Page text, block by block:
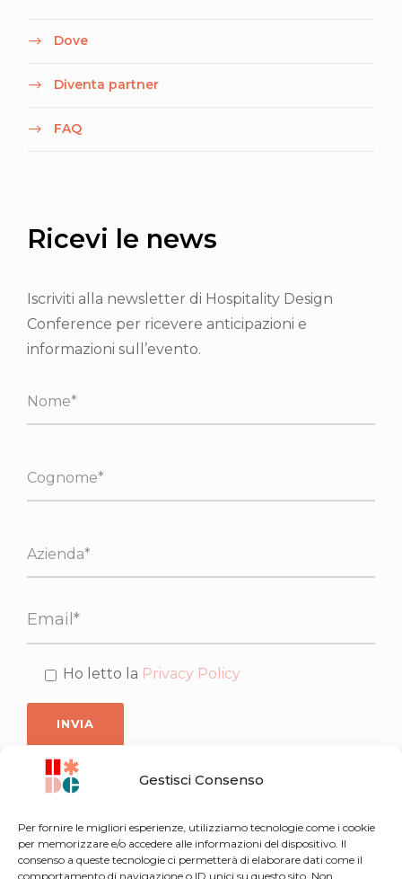
Gestisci Consenso
Per fornire le migliori esperienze, utilizziamo tecnologie come i cookie
per memorizzare e/o accedere alle informazioni del dispositivo. Il
consenso a queste tecnologie ci permetterà di elaborare dati come il
comportamento di navigazione o ID unici su questo sito. Non
Dove
Diventa partner
FAQ
Ricevi le news
Iscriviti alla newsletter di Hospitality Design
Conference per ricevere anticipazioni e
informazioni sull’evento.
Ho letto la Privacy Policy